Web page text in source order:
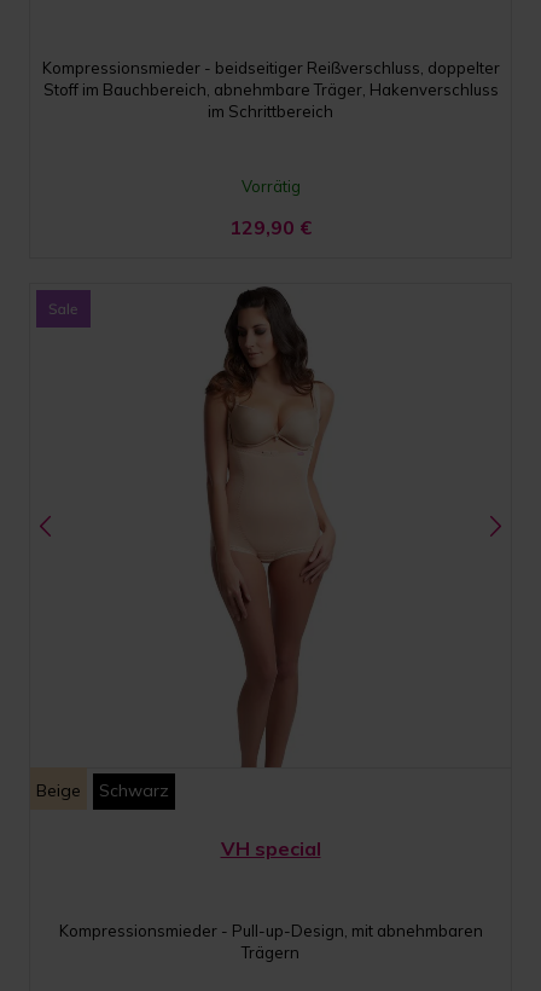
Kompressionsmieder - beidseitiger Reißverschluss, doppelter
Stoff im Bauchbereich, abnehmbare Träger, Hakenverschluss
im Schrittbereich
Vorrätig
129,90 €
Beige Schwarz
VH special
Kompressionsmieder - Pull-up-Design, mit abnehmbaren
Trägern